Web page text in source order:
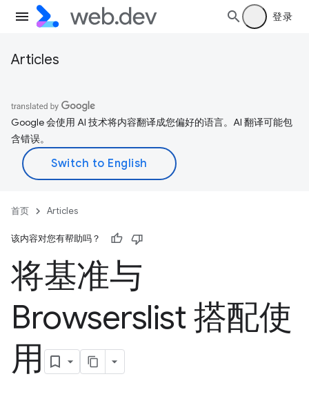
登录
Articles
Google 会使用 AI 技术将内容翻译成您偏好的语言。AI 翻译可能包
含错误。
首页 Articles
该内容对您有帮助吗？
将基准与
Browserslist 搭配使
用